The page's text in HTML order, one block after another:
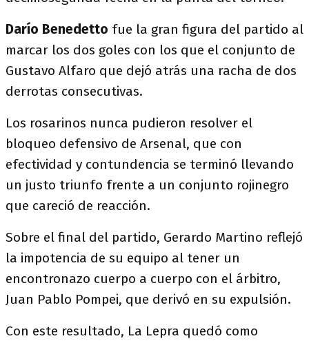
Darío Benedetto fue la gran figura del partido al
marcar los dos goles con los que el conjunto de
Gustavo Alfaro que dejó atrás una racha de dos
derrotas consecutivas.
Los rosarinos nunca pudieron resolver el
bloqueo defensivo de Arsenal, que con
efectividad y contundencia se terminó llevando
un justo triunfo frente a un conjunto rojinegro
que careció de reacción.
Sobre el final del partido, Gerardo Martino reflejó
la impotencia de su equipo al tener un
encontronazo cuerpo a cuerpo con el árbitro,
Juan Pablo Pompei, que derivó en su expulsión.
Con este resultado, La Lepra quedó como